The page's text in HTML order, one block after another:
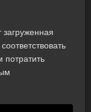
потратить